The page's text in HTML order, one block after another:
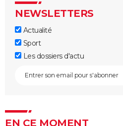
NEWSLETTERS
Actualité
Sport
Les dossiers d'actu
EN CE MOMENT